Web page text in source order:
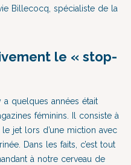
Billecocq, spécialiste de la
le « stop-
quelques années était
féminins. Il consiste à
jet lors d’une miction avec
Dans les faits, c’est tout
à notre cerveau de